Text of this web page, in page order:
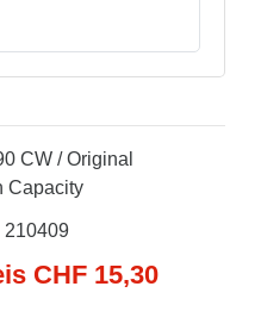
CW / Original
Capacity
210409
CHF 15,30